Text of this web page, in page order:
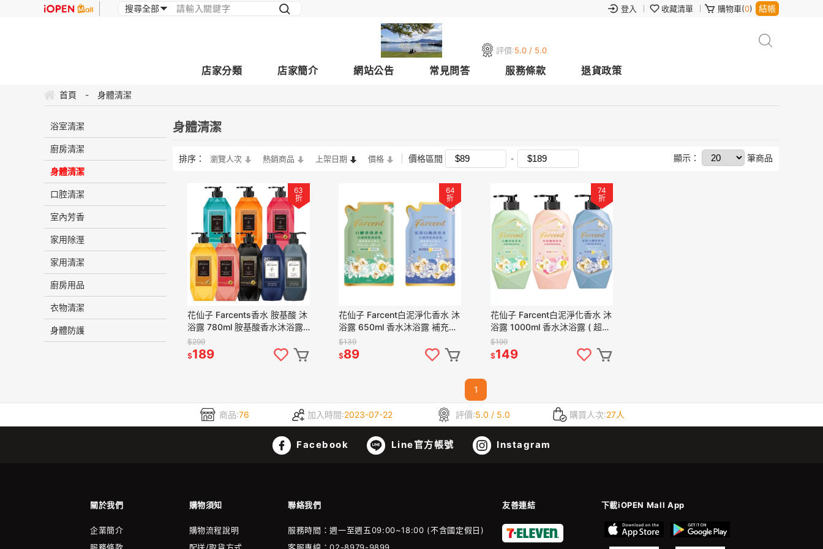
登入 收藏清單 購物車(0) 結帳
評價:5.0 / 5.0
店家分類 店家簡介 網站公告 常見問答 服務條款 退貨政策
首頁 - 身體清潔
浴室清潔
廚房清潔
身體清潔
口腔清潔
室內芳香
家用除溼
家用清潔
廚房用品
衣物清潔
身體防護
身體清潔
排序： 瀏覽人次 熱銷商品 上架日期 價格 價格區間 顯示： 筆商品
63
折
花仙子 Farcents香水 胺基酸 沐
浴露 780ml 胺基酸香水沐浴露 (
超商取貨限4瓶 )
$299
$189
64
折
花仙子 Farcent白泥淨化香水 沐
浴露 650ml 香水沐浴露 補充包
( 超商取貨限6包 )
$139
$89
74
折
花仙子 Farcent白泥淨化香水 沐
浴露 1000ml 香水沐浴露 ( 超商
取貨限4瓶 )
$199
$149
1
商品:76 加入時間:2023-07-22 評價:5.0 / 5.0 購買人次:27人
Facebook Line官方帳號 Instagram
關於我們 購物須知 聯絡我們 友善連結 下載iOPEN Mall App
企業簡介
購物流程說明
服務時間：週一至週五09:00~18:00 (不含國定假日)